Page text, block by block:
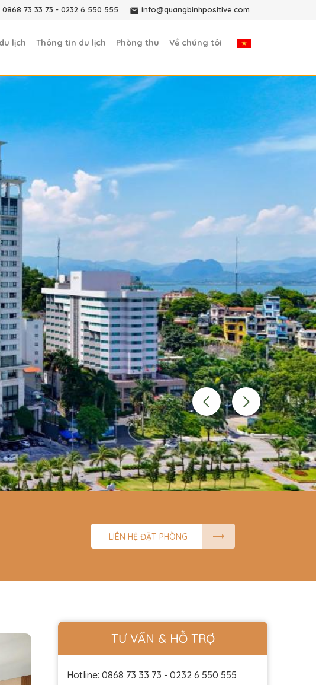
0868 73 33 73 - 0232 6 550 555 Info@quangbinhpositive.com
lịch Thông tin du lịch Phòng thu Về chúng tôi
HALONG
LIÊN HỆ ĐẶT PHÒNG
TƯ VẤN & HỖ TRỢ
Hotline: 0868 73 33 73 - 0232 6 550 555